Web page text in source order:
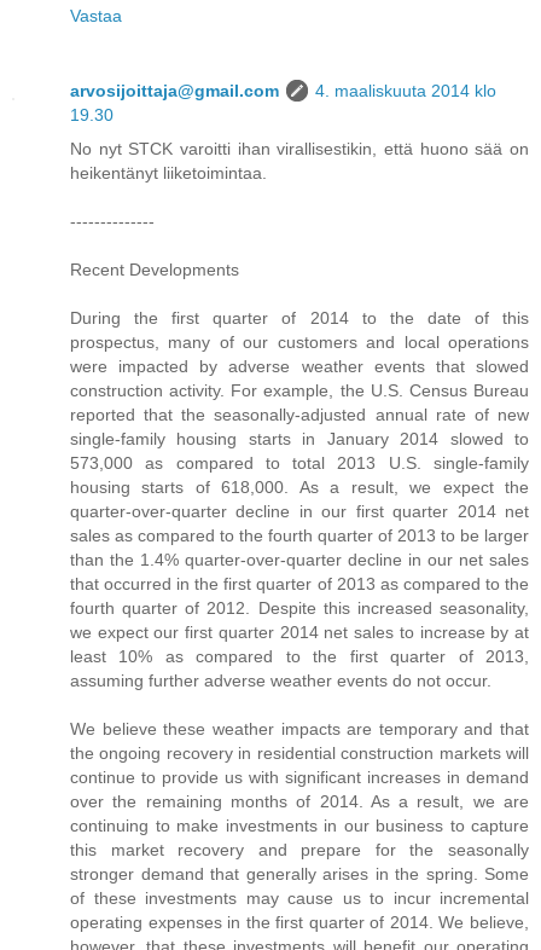
Vastaa
arvosijoittaja@gmail.com
4. maaliskuuta 2014 klo
19.30
No nyt STCK varoitti ihan virallisestikin, että huono sää on
heikentänyt liiketoimintaa.
--------------
Recent Developments
During the first quarter of 2014 to the date of this
prospectus, many of our customers and local operations
were impacted by adverse weather events that slowed
construction activity. For example, the U.S. Census Bureau
reported that the seasonally-adjusted annual rate of new
single-family housing starts in January 2014 slowed to
573,000 as compared to total 2013 U.S. single-family
housing starts of 618,000. As a result, we expect the
quarter-over-quarter decline in our first quarter 2014 net
sales as compared to the fourth quarter of 2013 to be larger
than the 1.4% quarter-over-quarter decline in our net sales
that occurred in the first quarter of 2013 as compared to the
fourth quarter of 2012. Despite this increased seasonality,
we expect our first quarter 2014 net sales to increase by at
least 10% as compared to the first quarter of 2013,
assuming further adverse weather events do not occur.
We believe these weather impacts are temporary and that
the ongoing recovery in residential construction markets will
continue to provide us with significant increases in demand
over the remaining months of 2014. As a result, we are
continuing to make investments in our business to capture
this market recovery and prepare for the seasonally
stronger demand that generally arises in the spring. Some
of these investments may cause us to incur incremental
operating expenses in the first quarter of 2014. We believe,